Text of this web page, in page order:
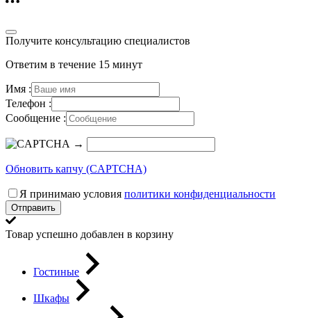
Получите консультацию специалистов
Ответим в течение 15 минут
Имя :
Телефон :
Сообщение :
→
Обновить капчу (CAPTCHA)
Я принимаю условия политики конфиденциальности
Отправить
Товар успешно добавлен в корзину
Гостиные
Шкафы